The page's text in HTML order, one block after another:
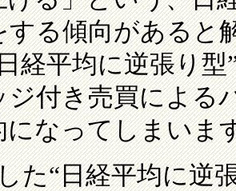
する傾向があると
経平均に逆張り
ジ付き売買による
になってしまいま
た“日経平均に逆